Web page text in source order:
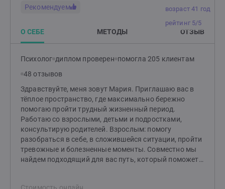
возраст 41 год
рейтинг 5/5
Рекомендуем
О СЕБЕ МЕТОДЫ ОТЗЫВ
Психолог диплом проверен помогла 205 клиентам
48 отзывов
Здравствуйте, меня зовут Мария. Приглашаю вас в
тёплое пространство, где максимально бережно
помогаю пройти трудный жизненный период.
Работаю со взрослыми, детьми и подростками,
консультирую родителей. Взрослым: помогу
разобраться в себе, в сложившейся ситуации, пройти
тревожные и болезненные моменты. Совместно мы
найдем подходящий для вас путь, который поможет